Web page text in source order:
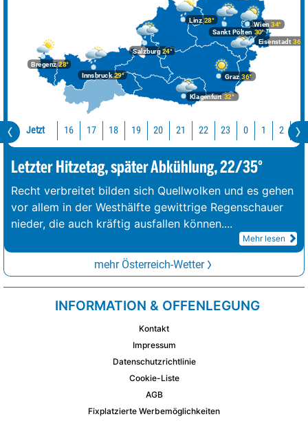
Bregenz28°
Graz36°
Innsbruck29°
Klagenfurt 32°
Linz28°
Salzburg24°
Wien 34°
Eisenstadt 36°
Sankt Pölten 30°
Jetzt 16 17 18 19 20 21 22 23 0 1 2 3
Letzter Hitzetag, später Abkühlung, 22/35°
Recht verbreitet bilden sich Quellwolken und es gehen
vor allem in der Westhälfte gewittrige Regenschauer
nieder, die auch kräftig ausfallen können....
Mehr lesen
mehr Österreich-Wetter
INFORMATION & OFFENLEGUNG
Kontakt
Impressum
Datenschutzrichtlinie
Cookie-Liste
AGB
Fixplatzierte Werbemöglichkeiten